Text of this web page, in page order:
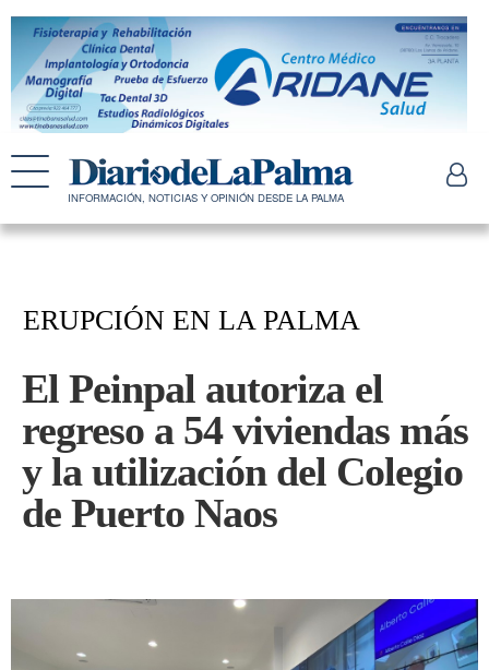
INFORMACIÓN, NOTICIAS Y OPINIÓN DESDE LA PALMA
ERUPCIÓN EN LA PALMA
El Peinpal autoriza el
regreso a 54 viviendas más
y la utilización del Colegio
de Puerto Naos